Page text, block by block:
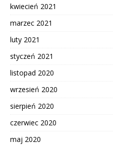
kwiecień 2021
marzec 2021
luty 2021
styczeń 2021
listopad 2020
wrzesień 2020
sierpień 2020
czerwiec 2020
maj 2020